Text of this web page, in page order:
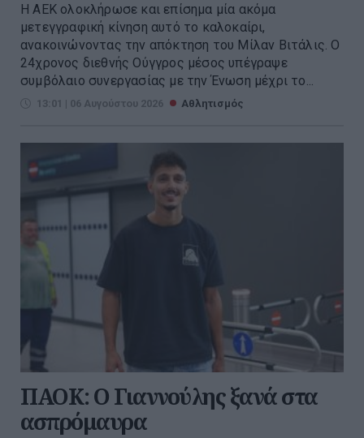
Η ΑΕΚ ολοκλήρωσε και επίσημα μία ακόμα
μετεγγραφική κίνηση αυτό το καλοκαίρι,
ανακοινώνοντας την απόκτηση του Μίλαν Βιτάλις. Ο
24χρονος διεθνής Ούγγρος μέσος υπέγραψε
συμβόλαιο συνεργασίας με την Ένωση μέχρι το...
13:01 | 06 Αυγούστου 2026 Αθλητισμός
ΠΑΟΚ: Ο Γιαννούλης ξανά στα
ασπρόμαυρα